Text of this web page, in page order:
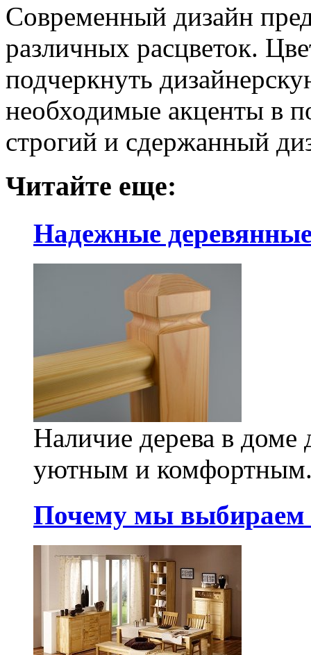
Современный дизайн
различных расцветок.
подчеркнуть
необходимые акценты в
строгий и сдержанный
Читайте еще:
Надежные
Наличие дерева в доме
уютным и
Почему мы выбираем